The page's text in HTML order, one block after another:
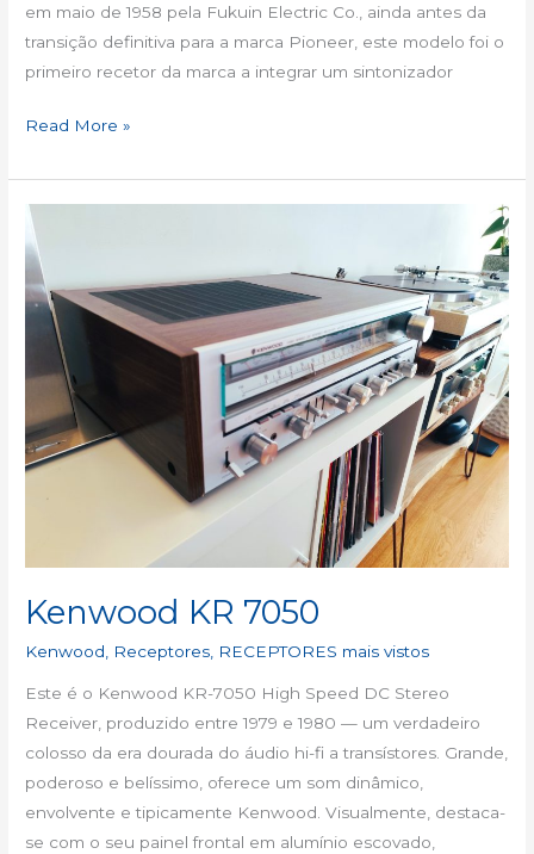
em maio de 1958 pela Fukuin Electric Co., ainda antes da
transição definitiva para a marca Pioneer, este modelo foi o
primeiro recetor da marca a integrar um sintonizador
Read More »
Kenwood KR 7050
Kenwood Receptores RECEPTORES mais vistos
Este é o Kenwood KR-7050 High Speed DC Stereo
Receiver, produzido entre 1979 e 1980 — um verdadeiro
colosso da era dourada do áudio hi-fi a transístores. Grande,
poderoso e belíssimo, oferece um som dinâmico,
envolvente e tipicamente Kenwood. Visualmente, destaca-
se com o seu painel frontal em alumínio escovado,
Kenwood
KR
7050